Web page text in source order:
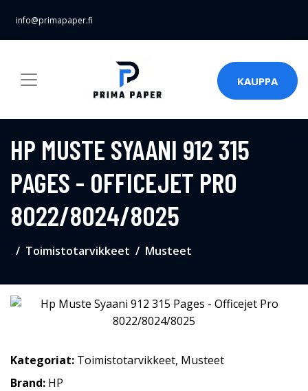
info@primapaper.fi
KAUPPA
HP MUSTE SYAANI 912 315
PAGES - OFFICEJET PRO
8022/8024/8025
Toimistotarvikkeet Musteet
Kategoriat: Toimistotarvikkeet, Musteet
Brand: HP